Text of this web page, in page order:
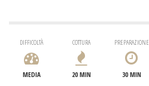
DIFFICOLTÀ
MEDIA
COTTURA
20 MIN
PREPARAZIONE
30 MIN